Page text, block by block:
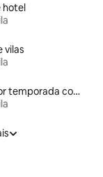
hotel
vilas
Aluguéis por temporada com cama de altura acessível